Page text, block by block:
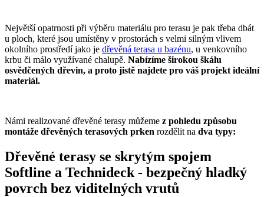
Největší opatrnosti při výběru materiálu pro terasu je pak třeba dbát
u ploch, které jsou umístěny v prostorách s velmi silným vlivem
okolního prostředí jako je dřevěná terasa u bazénu, u venkovního
krbu či málo využívané chalupě. Nabízíme širokou škálu
osvědčených dřevin, a proto jistě najdete pro váš projekt ideální
materiál.
Námi realizované dřevěné terasy můžeme z pohledu způsobu
montáže dřevěných terasových prken rozdělit na dva typy:
Dřevěné terasy se skrytým spojem
Softline a Technideck - bezpečný hladký
povrch bez viditelných vrutů